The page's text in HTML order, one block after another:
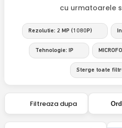
cu urmatoarele
Rezolutie: 2 MP (1080P)
Tehnologie: IP
Sterge toate
Filtreaza dupa